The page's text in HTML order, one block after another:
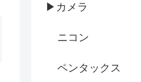
▶カメラ
ニコン
ペンタックス